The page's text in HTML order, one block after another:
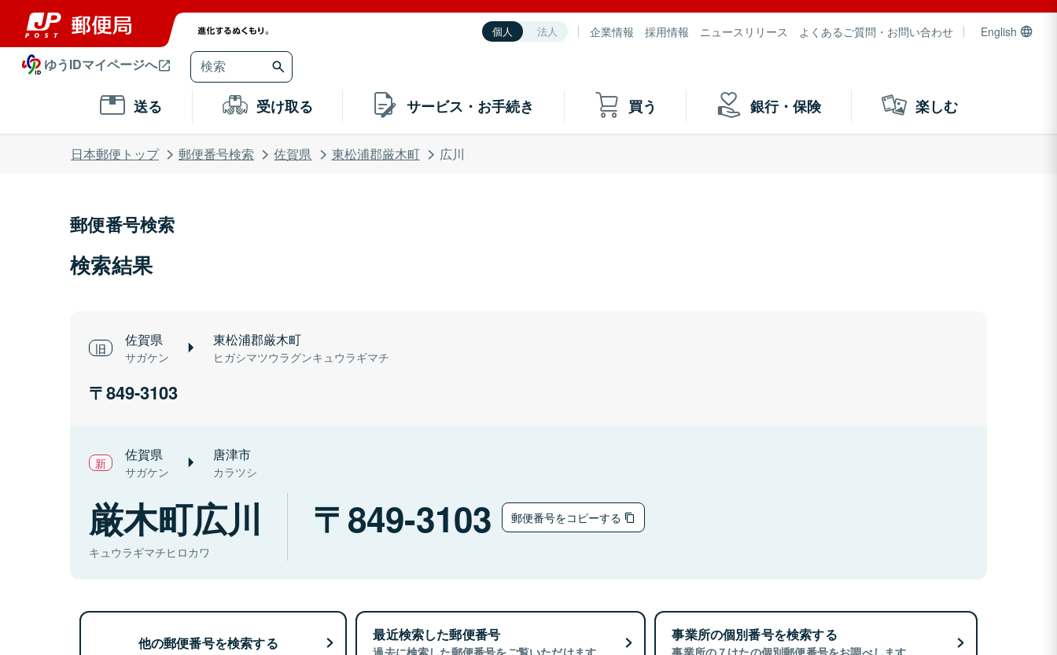
個人 法人 企業情報 採用情報 ニュースリリース よくあるご質問・お問い合わせ English
ゆうIDマイページへ
送る 受け取る サービス・お手続き 買う 銀行・保険 楽しむ
日本郵便トップ 郵便番号検索 佐賀県 東松浦郡厳木町 広川
郵便番号検索
検索結果
佐賀県
サガケン
東松浦郡厳木町
ヒガシマツウラグンキュウラギマチ
849-3103
佐賀県
サガケン
唐津市
カラツシ
厳木町広川
キュウラギマチヒロカワ
849-3103 郵便番号をコピーする
他の郵便番号を検索する 最近検索した郵便番号 事業所の個別番号を検索する